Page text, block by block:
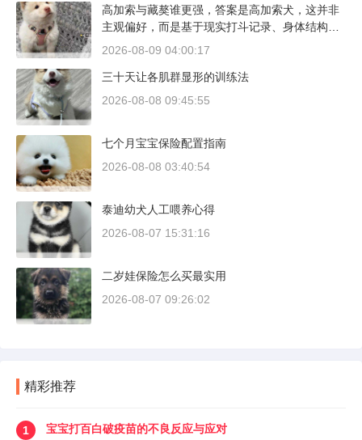
高加索与藏獒谁更强，答案是高加索犬，这并非
主观偏好，而是基于现实打斗记录、身体结构与
工作性能得出的结论。若将两者置于同等体重级
犬拥有压倒性的胜率。
2026-08-09 04:00:17
三十天让各肌群显形的训练法
2026-08-08 09:45:55
七个月宝宝保险配置指南
2026-08-08 03:40:54
泰迪幼犬人工喂养心得
2026-08-07 15:31:16
二岁娃保险怎么买最实用
2026-08-07 09:26:02
精彩推荐
1
宝宝打百白破疫苗的不良反应与应对